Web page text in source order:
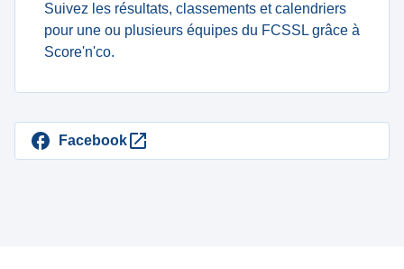
Suivez les résultats, classements et calendriers
pour une ou plusieurs équipes du FCSSL grâce à
Score'n'co.
Facebook